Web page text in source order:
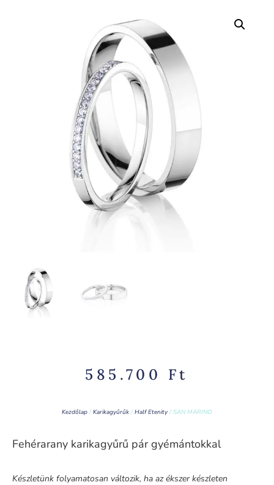
585.700 Ft
Kezdőlap/Karikagyűrűk/Half Etenity/ SAN MARINO
Fehérarany karikagyűrű pár gyémántokkal
Készletünk folyamatosan változik, ha az ékszer készleten